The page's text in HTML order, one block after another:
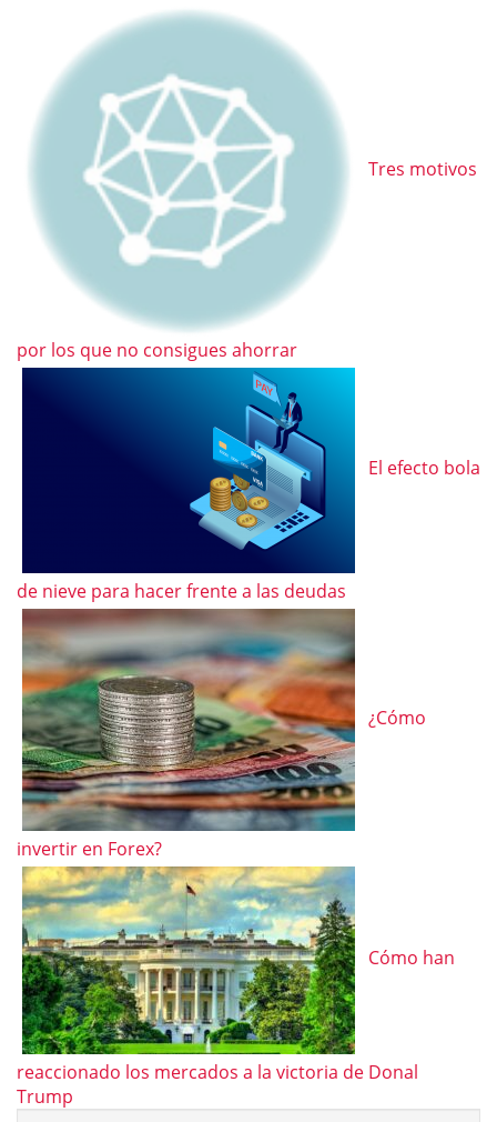
Tres motivos
por los que no consigues ahorrar
El efecto bola
de nieve para hacer frente a las deudas
¿Cómo
invertir en Forex?
Cómo han
reaccionado los mercados a la victoria de Donal
Trump